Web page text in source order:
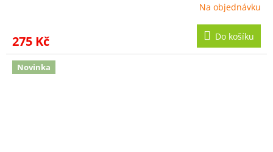
Na objednávku
275 Kč Do košíku
Novinka